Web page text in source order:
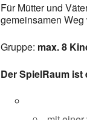
Für Mütter und
gemeinsamen Weg
Gruppe: max. 8
Der SpielRaum